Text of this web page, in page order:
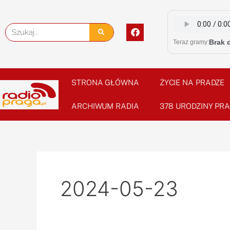
content
Szukaj
F
a
c
o
o
k
Teraz gramy:Brak
STRONA GŁÓWNA ŻYCIE NA PRADZE
ARCHIWUM RADIA 378 URODZINY
2024-05-23